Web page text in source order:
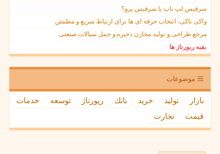
سرفیس لپ تاپ یا سرفیس پرو؟
واکی تاکی، انتخاب حرفه ای ها برای ارتباط سریع و مطمئن
مرجع طراحی و تولید مخازن ذخیره و حمل سیالات صنعتی
بقیه رپورتاژ ها
موضوعات
بازار تولید خرید بانك رپورتاژ توسعه
خدمات
قیمت
تجارت